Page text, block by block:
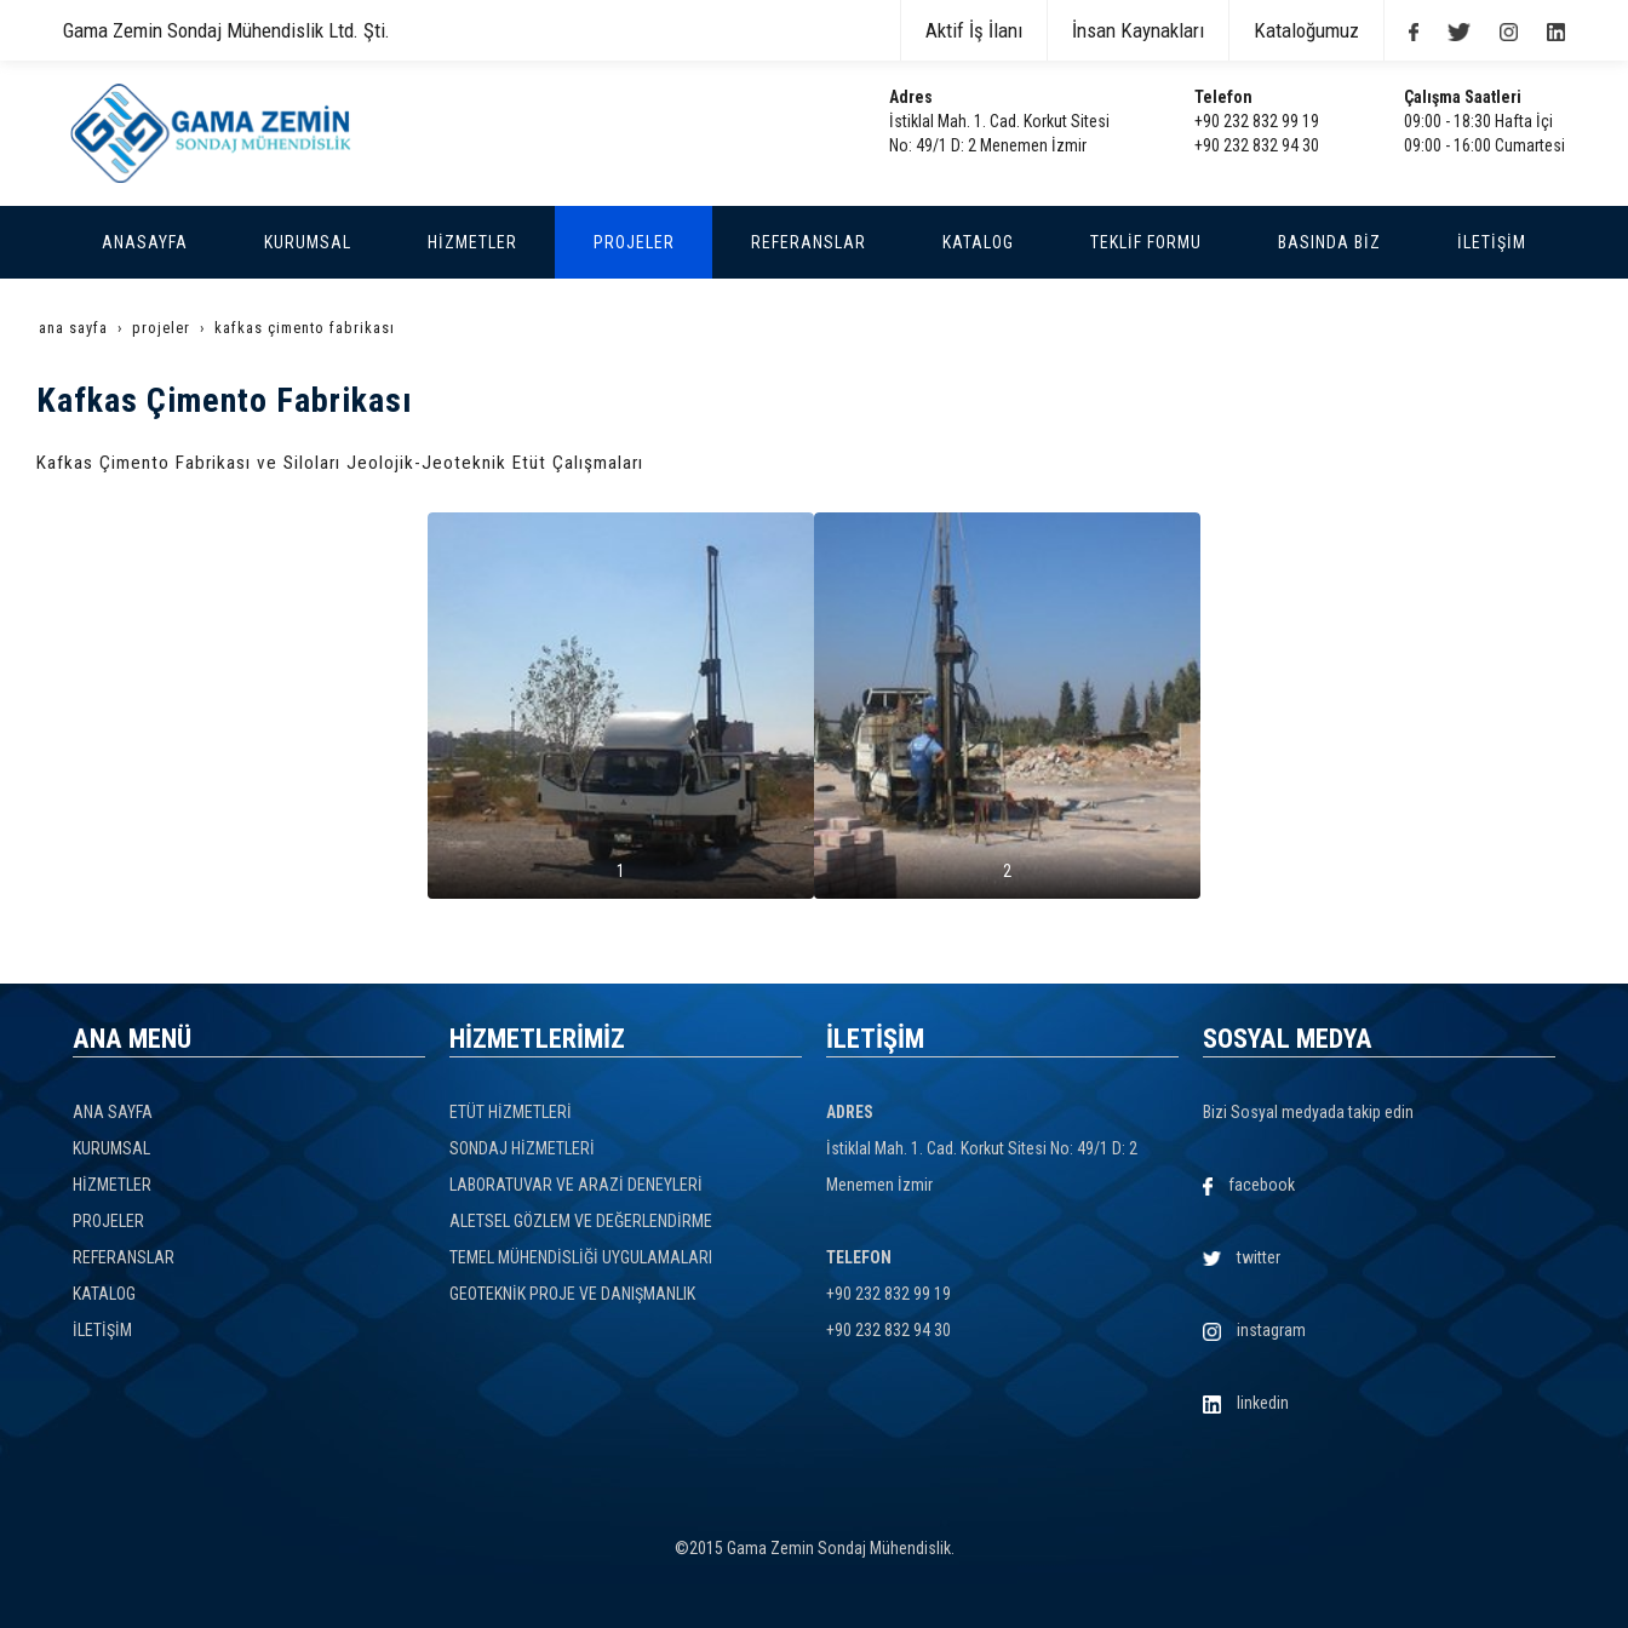
Gama Zemin Sondaj Mühendislik Ltd. Şti. Kataloğumuz
İnsan Kaynakları
Aktif İş İlanı
Adres
İstiklal Mah. 1. Cad. Korkut Sitesi
No: 49/1 D: 2 Menemen İzmir
Telefon
+90 232 832 99 19
+90 232 832 94 30
Çalışma Saatleri
09:00 - 18:30 Hafta İçi
09:00 - 16:00 Cumartesi
ANASAYFA KURUMSAL HİZMETLER PROJELER REFERANSLAR KATALOG TEKLİF FORMU BASINDA BİZ İLETİŞİM
ana sayfa projeler kafkas çimento fabrikası
Kafkas Çimento Fabrikası
Kafkas Çimento Fabrikası ve Siloları Jeolojik-Jeoteknik Etüt Çalışmaları
1 2
ANA MENÜ
ANA SAYFA
KURUMSAL
HİZMETLER
PROJELER
REFERANSLAR
KATALOG
İLETİŞİM
HİZMETLERİMİZ
ETÜT HİZMETLERİ
SONDAJ HİZMETLERİ
LABORATUVAR VE ARAZİ DENEYLERİ
ALETSEL GÖZLEM VE DEĞERLENDİRME
TEMEL MÜHENDİSLİĞİ UYGULAMALARI
GEOTEKNİK PROJE VE DANIŞMANLIK
İLETİŞİM
ADRES
İstiklal Mah. 1. Cad. Korkut Sitesi No: 49/1 D: 2
Menemen İzmir
TELEFON
+90 232 832 99 19
+90 232 832 94 30
SOSYAL MEDYA
Bizi Sosyal medyada takip edin
facebook
twitter
instagram
linkedin
©2015 Gama Zemin Sondaj Mühendislik.